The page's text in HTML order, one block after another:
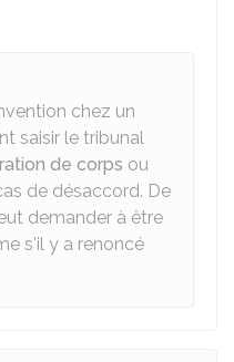
chez un
saisir le tribunal
de corps ou
de désaccord. De
demander à être
s'il y a renoncé